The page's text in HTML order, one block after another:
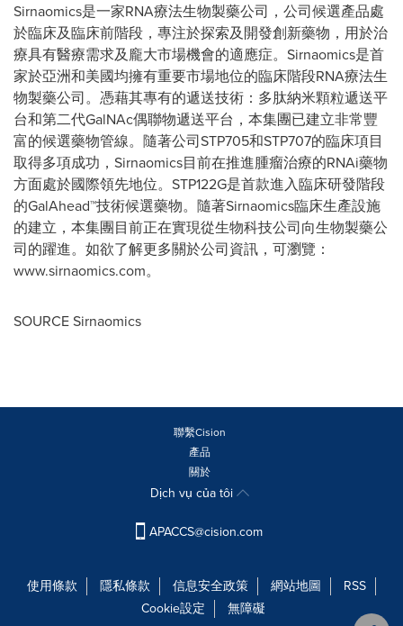
Sirnaomics是一家RNA療法生物製藥公司，公司候選產品處
於臨床及臨床前階段，專注於探索及開發創新藥物，用於治
療具有醫療需求及龐大市場機會的適應症。Sirnaomics是首
家於亞洲和美國均擁有重要市場地位的臨床階段RNA療法生
物製藥公司。憑藉其專有的遞送技術：多肽納米顆粒遞送平
台和第二代GalNAc偶聯物遞送平台，本集團已建立非常豐
富的候選藥物管線。隨著公司STP705和STP707的臨床項目
取得多項成功，Sirnaomics目前在推進腫瘤治療的RNAi藥物
方面處於國際領先地位。STP122G是首款進入臨床研發階段
的GalAhead™技術候選藥物。隨著Sirnaomics臨床生產設施
的建立，本集團目前正在實現從生物科技公司向生物製藥公
司的躍進。如欲了解更多關於公司資訊，可瀏覽：
www.sirnaomics.com。
SOURCE Sirnaomics
聯繫Cision
產品
關於
Dịch vụ của tôi
APACCS@cision.com
使用條款 隱私條款 信息安全政策 網站地圖
RSS
Cookie設定
無障礙